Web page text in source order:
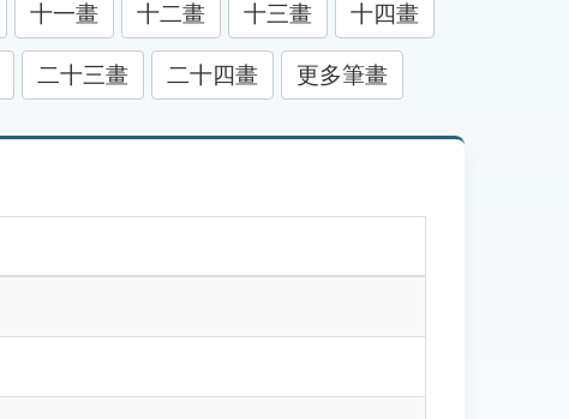
十一畫 十二畫 十三畫 十四畫
二十三畫 二十四畫 更多筆畫